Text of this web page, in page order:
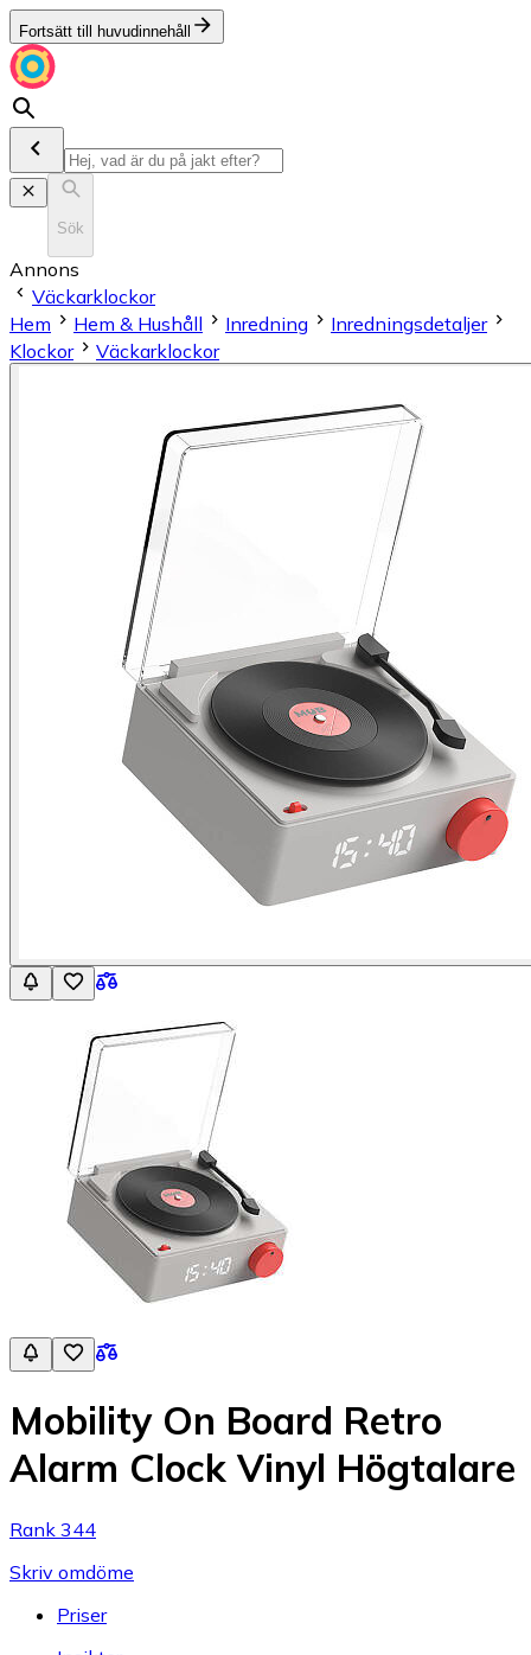
Fortsätt till huvudinnehåll
Sök
Annons
Väckarklockor
Hem
Hem & Hushåll Inredning
Inredningsdetaljer
Klockor
Väckarklockor
Mobility On Board Retro
Alarm Clock Vinyl Högtalare
Rank 344
Skriv omdöme
Priser